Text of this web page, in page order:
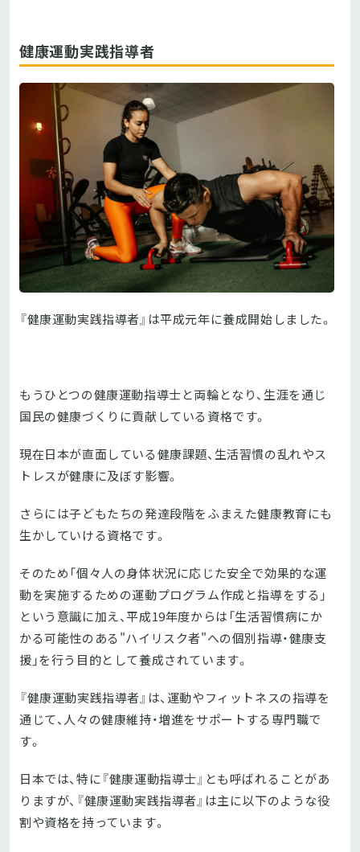
健康運動実践指導者
『健康運動実践指導者』は平成元年に養成開始しました。
もうひとつの健康運動指導士と両輪となり、生涯を通じ
国民の健康づくりに貢献している資格です。
現在日本が直面している健康課題、生活習慣の乱れやス
トレスが健康に及ぼす影響。
さらには子どもたちの発達段階をふまえた健康教育にも
生かしていける資格です。
そのため「個々人の身体状況に応じた安全で効果的な運
動を実施するための運動プログラム作成と指導をする」
という意識に加え、平成19年度からは「生活習慣病にか
かる可能性のある"ハイリスク者"への個別指導・健康支
援」を行う目的として養成されています。
『健康運動実践指導者』は、運動やフィットネスの指導を
通じて、人々の健康維持・増進をサポートする専門職で
す。
日本では、特に『健康運動指導士』とも呼ばれることがあ
りますが、『健康運動実践指導者』は主に以下のような役
割や資格を持っています。